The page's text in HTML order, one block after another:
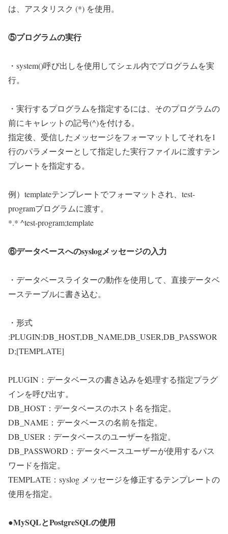
は、アスタリスク (*) を使用。
⑤プログラムの実行
・system()呼び出しを使用してシェル内でプログラムを実
行。
・実行するプログラムを指定するには、そのプログラムの
前にキャレットの記号(^)を付ける。
指定後、受信したメッセージをフォーマットしてそれを1
行のパラメーターとして指定した実行ファイルに渡すテン
プレートを指定する。
例）templateテンプレートでフォーマットされ、test-
programプログラムに渡す。
*.* ^test-program;template
⑥データベースへのsyslogメッセージの入力
・データベースライターの動作を使用して、直接データベ
ーステーブルに書き込む。
・形式
:PLUGIN:DB_HOST,DB_NAME,DB_USER,DB_PASSWOR
D;[TEMPLATE]
PLUGIN：データベースの書き込みを処理する指定プラグ
インを呼び出す。
DB_HOST：データベースのホスト名を指定。
DB_NAME：データベースの名前を指定。
DB_USER：データベースのユーザーを指定。
DB_PASSWORD：データベースユーザーが使用するパス
ワードを指定。
TEMPLATE：syslog メッセージを修正するテンプレートの
使用を指定。
●MySQLとPostgreSQLの使用